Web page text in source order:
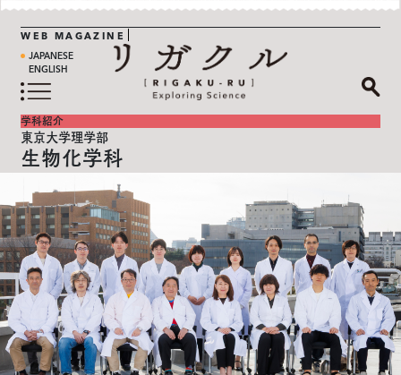
WEB MAGAZINE
JAPANESE
ENGLISH
学科紹介
東京大学理学部
生物化学科